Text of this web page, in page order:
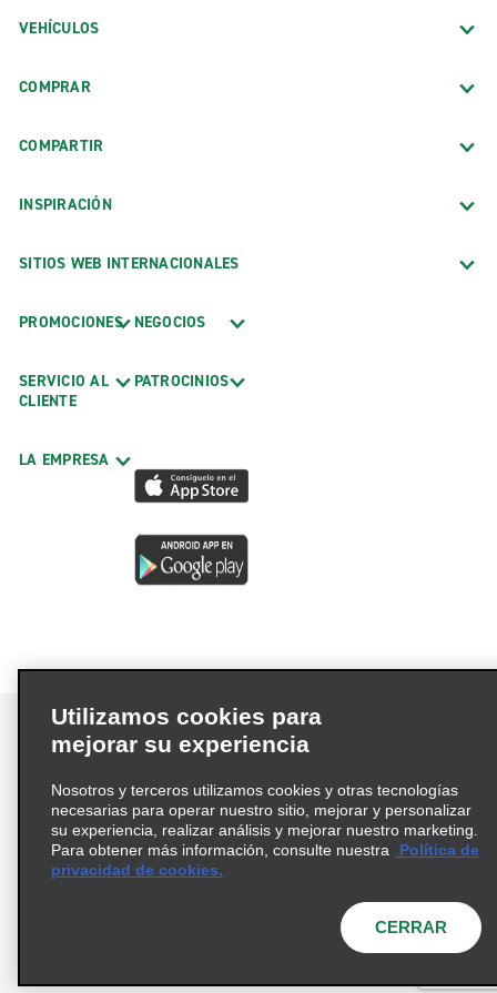
VEHÍCULOS
COMPRAR
COMPARTIR
INSPIRACIÓN
SITIOS WEB INTERNACIONALES
PROMOCIONES
SERVICIO AL
CLIENTE
LA EMPRESA
NEGOCIOS
PATROCINIOS
Términos de uso
Política de privacidad
Política de cookies
Información de Salud del Consumidor
© 2026 Enterprise Holdings, Inc. Todos los derechos
Utilizamos cookies para
mejorar su experiencia
Nosotros y terceros utilizamos cookies y otras tecnologías
necesarias para operar nuestro sitio, mejorar y personalizar
su experiencia, realizar análisis y mejorar nuestro marketing.
Para obtener más información, consulte nuestra
Política de
privacidad de cookies.
CERRAR